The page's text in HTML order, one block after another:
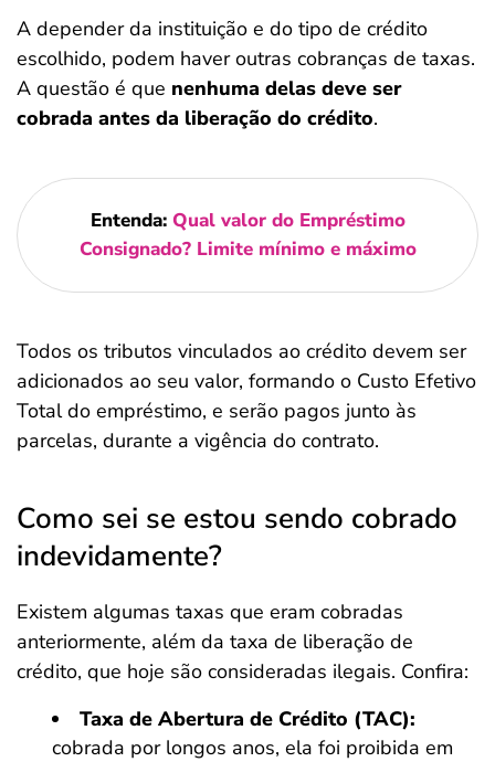
A depender da instituição e do tipo de crédito
escolhido, podem haver outras cobranças de taxas.
A questão é que nenhuma delas deve ser
cobrada antes da liberação do crédito.
Entenda: Qual valor do Empréstimo
Consignado? Limite mínimo e máximo
Todos os tributos vinculados ao crédito devem ser
adicionados ao seu valor, formando o Custo Efetivo
Total do empréstimo, e serão pagos junto às
parcelas, durante a vigência do contrato.
Como sei se estou sendo cobrado
indevidamente?
Existem algumas taxas que eram cobradas
anteriormente, além da taxa de liberação de
crédito, que hoje são consideradas ilegais. Confira:
Taxa de Abertura de Crédito (TAC):
cobrada por longos anos, ela foi proibida em